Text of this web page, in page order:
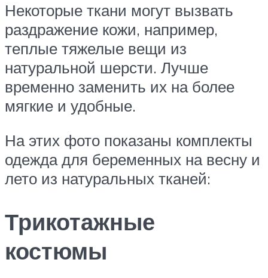
Некоторые ткани могут вызвать
раздражение кожи, например,
теплые тяжелые вещи из
натуральной шерсти. Лучше
временно заменить их на более
мягкие и удобные.
На этих фото показаны комплекты
одежда для беременных на весну и
лето из натуральных тканей:
Трикотажные
костюмы